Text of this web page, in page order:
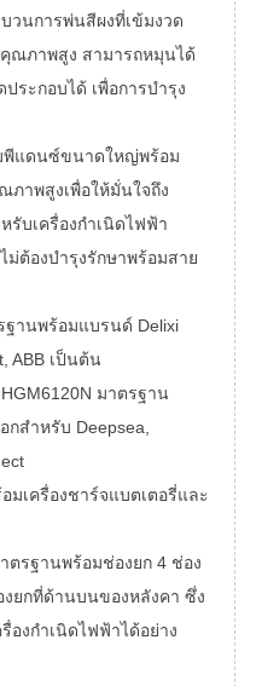
วนการพ่นสีผงที่เข้มงวด
ณภาพสูง สามารถหมุนได้
ระกอบได้ เพื่อการบำรุง
พีแดนซ์ขนาดใหญ่พร้อม
าพสูงเพื่อให้มั่นใจถึง
รับเครื่องกำเนิดไฟฟ้า
ต้องบำรุงรักษาพร้อมสาย
ฐานพร้อมแบรนด์ Delixi
ABB เป็นต้น
มาตรฐาน
สำหรับ Deepsea,
มเครื่องชาร์จแบตเตอรี่และ
ตรฐานพร้อมช่องยก 4 ช่อง
ยกที่ด้านบนของหลังคา ซึ่ง
องกำเนิดไฟฟ้าได้อย่าง